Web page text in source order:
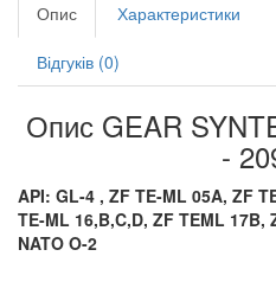
Опис
Характеристики
Відгуків (0)
Опис GEAR
-
API: GL-4 , ZF TE-ML 05A, ZF
TE-ML 16,B,C,D, ZF TEML 17B,
NATO O-2